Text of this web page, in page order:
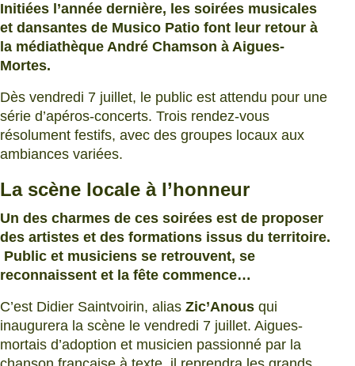
Initiées l’année dernière, les soirées musicales
et dansantes de Musico Patio font leur retour à
la médiathèque André Chamson à Aigues-
Mortes.
Dès vendredi 7 juillet, le public est attendu pour une
série d’apéros-concerts. Trois rendez-vous
résolument festifs, avec des groupes locaux aux
ambiances variées.
La scène locale à l’honneur
Un des charmes de ces soirées est de proposer
des artistes et des formations issus du territoire.
Public et musiciens se retrouvent, se
reconnaissent et la fête commence…
C’est Didier Saintvoirin, alias Zic’Anous qui
inaugurera la scène le vendredi 7 juillet. Aigues-
mortais d’adoption et musicien passionné par la